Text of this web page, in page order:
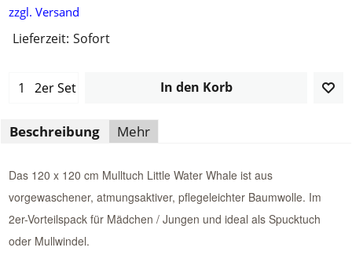
zzgl. Versand
Lieferzeit: Sofort
2er Set In den Korb
Beschreibung Mehr
Das 120 x 120 cm Mulltuch Little Water Whale ist aus
vorgewaschener, atmungsaktiver, pflegeleichter Baumwolle. Im
2er-Vorteilspack für Mädchen / Jungen und ideal als Spucktuch
oder Mullwindel.